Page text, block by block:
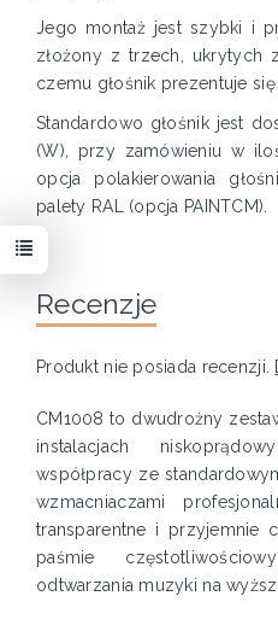
Jego montaż jest szybki i
złożony z trzech, ukrytych
czemu głośnik prezentuje
Standardowo głośnik jest
(W), przy zamówieniu w
opcja polakierowania
palety RAL (opcja PAINTCM).
Recenzje
Produkt nie posiada recenzji.
CM1008 to dwudrożny
instalacjach
współpracy ze
wzmacniaczami
transparentne i przyjemnie
paśmie
odtwarzania muzyki na